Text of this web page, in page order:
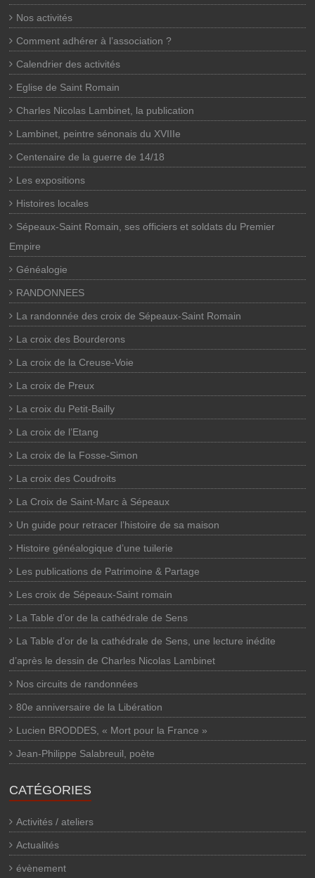
Nos activités
Comment adhérer à l’association ?
Calendrier des activités
Eglise de Saint Romain
Charles Nicolas Lambinet, la publication
Lambinet, peintre sénonais du XVIIIe
Centenaire de la guerre de 14/18
Les expositions
Histoires locales
Sépeaux-Saint Romain, ses officiers et soldats du Premier
Empire
Généalogie
RANDONNEES
La randonnée des croix de Sépeaux-Saint Romain
La croix des Bourderons
La croix de la Creuse-Voie
La croix de Preux
La croix du Petit-Bailly
La croix de l’Etang
La croix de la Fosse-Simon
La croix des Coudroits
La Croix de Saint-Marc à Sépeaux
Un guide pour retracer l’histoire de sa maison
Histoire généalogique d’une tuilerie
Les publications de Patrimoine & Partage
Les croix de Sépeaux-Saint romain
La Table d’or de la cathédrale de Sens
La Table d’or de la cathédrale de Sens, une lecture inédite
d’après le dessin de Charles Nicolas Lambinet
Nos circuits de randonnées
80e anniversaire de la Libération
Lucien BRODDES, « Mort pour la France »
Jean-Philippe Salabreuil, poète
CATÉGORIES
Activités / ateliers
Actualités
évènement